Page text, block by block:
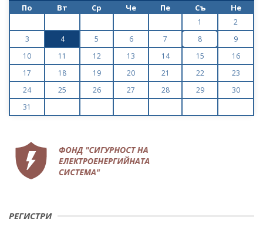
По Вт Ср Че Пе Съ Не
1
2
3
4 5 6 7 8
9
10
11 12 13 14 15
16
17
18 19 20 21 22
23
24
25 26 27 28 29
30
31
РЕГИСТРИ